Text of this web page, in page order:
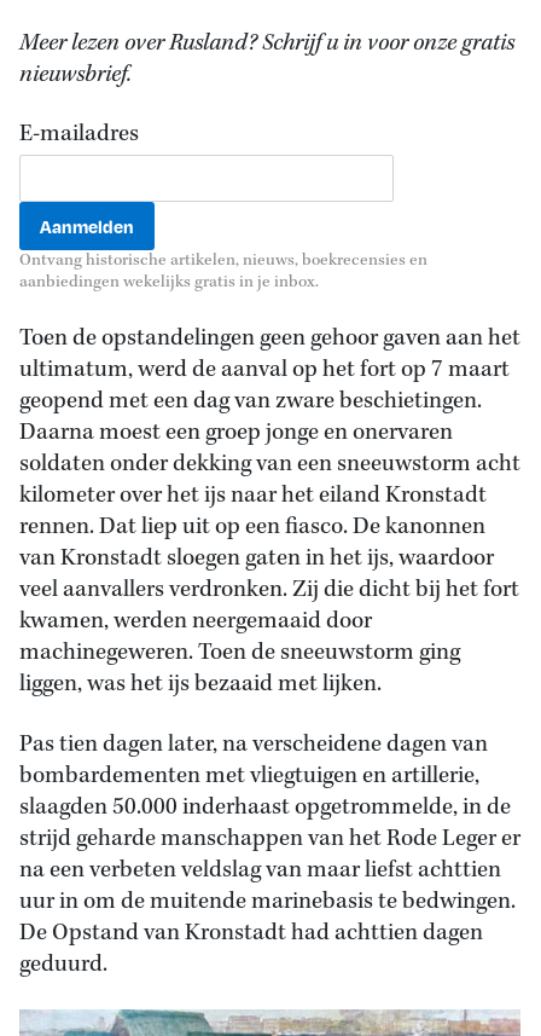
Meer lezen over Rusland? Schrijf u in voor onze gratis
nieuwsbrief.
E-mailadres
Ontvang historische artikelen, nieuws, boekrecensies en
aanbiedingen wekelijks gratis in je inbox.
Toen de opstandelingen geen gehoor gaven aan het
ultimatum, werd de aanval op het fort op 7 maart
geopend met een dag van zware beschietingen.
Daarna moest een groep jonge en onervaren
soldaten onder dekking van een sneeuwstorm acht
kilometer over het ijs naar het eiland Kronstadt
rennen. Dat liep uit op een fiasco. De kanonnen
van Kronstadt sloegen gaten in het ijs, waardoor
veel aanvallers verdronken. Zij die dicht bij het fort
kwamen, werden neergemaaid door
machinegeweren. Toen de sneeuwstorm ging
liggen, was het ijs bezaaid met lijken.
Pas tien dagen later, na verscheidene dagen van
bombardementen met vliegtuigen en artillerie,
slaagden 50.000 inderhaast opgetrommelde, in de
strijd geharde manschappen van het Rode Leger er
na een verbeten veldslag van maar liefst achttien
uur in om de muitende marinebasis te bedwingen.
De Opstand van Kronstadt had achttien dagen
geduurd.